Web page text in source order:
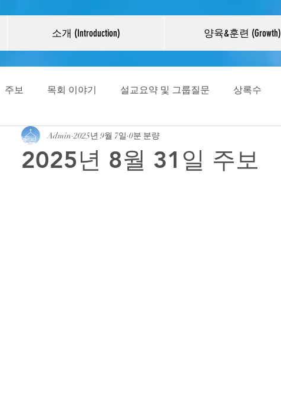
소개 (Introduction) 양육&훈련 (Growth)
주보 목회 이야기 설교요약 및 그룹질문 상록수
2025년 8월 31일 주보
Admin 2025년 9월 7일 0분 분량